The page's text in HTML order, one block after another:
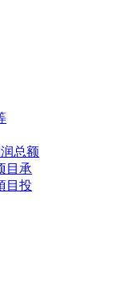
总额
目承
目投